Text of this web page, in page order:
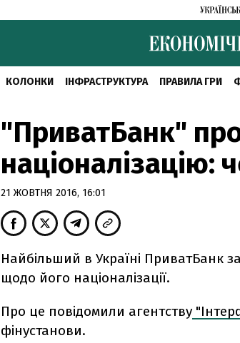
КОЛОНКИ ІНФРАСТРУКТУРА ПРАВИЛА ГРИ
"ПриватБанк"
націоналізацію:
21 ЖОВТНЯ 2016, 16:01
Найбільший в Україні ПриватБанк
щодо його націоналізації.
Про це повідомили агентству
фінустанови.